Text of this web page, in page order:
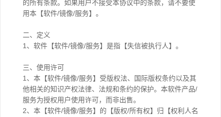
的所有条款。如果用户不接受本协议中的条款，请不要使
用本【软件/镜像/服务】。
二、定义
1、软件【软件/镜像/服务】是指【失信被执行人】。
三、使用许可
1、本【软件/镜像/服务】受版权法、国际版权条约以及其
他相关的知识产权法律、法规和条约的保护。本软件产品/
服务为授权用户使用许可，而非出售。
2、本【软件/镜像/服务】的【版权/所有权】归【权利人名